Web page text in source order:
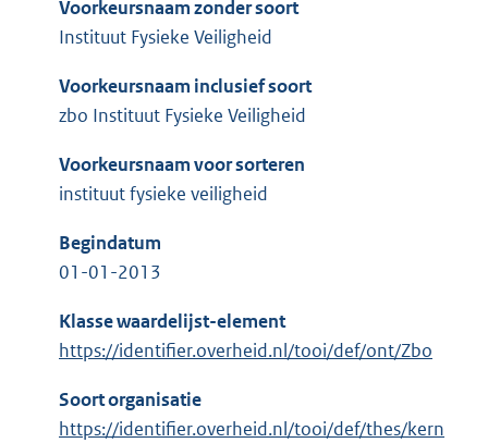
Voorkeursnaam zonder soort
Instituut Fysieke Veiligheid
Voorkeursnaam inclusief soort
zbo Instituut Fysieke Veiligheid
Voorkeursnaam voor sorteren
instituut fysieke veiligheid
Begindatum
01-01-2013
Klasse waardelijst-element
https://identifier.overheid.nl/tooi/def/ont/Zbo
Soort organisatie
https://identifier.overheid.nl/tooi/def/thes/kern